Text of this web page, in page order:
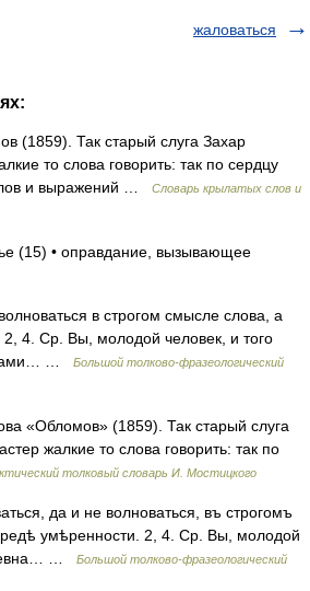
жаловаться
(1859). Так старый слуга Захар
то слова говорить: так по сердцу
и выражений …
Словарь крылатых слов и
(15) • оправдание, вызывающее
в строгом смысле слова, а
2, 4. Ср. Вы, молодой человек, и того
вами… …
Большой толково-фразеологический
«Обломов» (1859). Так старый слуга
жалкие то слова говорить: так по
толковый словарь И. Мостицкого
да и не волноваться, въ строгомъ
умѣренности. 2, 4. Ср. Вы, молодой
…
Большой толково-фразеологический